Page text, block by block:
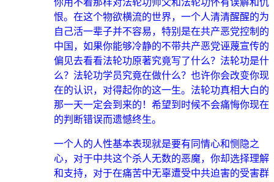
你用不着那样对法轮功师父和法轮功怀有误解和仇
恨。在这个物欲横流的世界，一个人清清醒醒的为
自己活一辈子并不容易，特别是在共产恶党控制的
中国，如果你能够冷静的不带共产恶党诬蔑宣传的
偏见去看看法轮功原著究竟写了什么？法轮功是什
么？法轮功学员究竟在做什么？也许你会改变你现
在的认识，对得起你的这一生。法轮功真相大白的
那一天一定会到来的！希望到时候不会痛悔你现在
的判断错误而遗憾终生。
一个人的人性基本表现就是要有同情心和恻隐之
心，对于中共这个杀人无数的恶魔，你却选择理解
和支持，对于在痛苦中无辜遭受中共迫害的受害群